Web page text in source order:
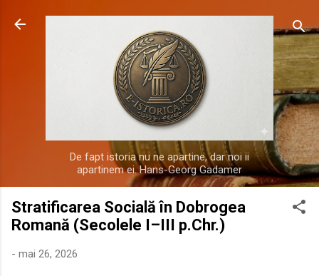
Treceți la conținutul principal
De fapt istoria nu ne apartine, dar noi ii
apartinem ei. Hans-Georg Gadamer
Stratificarea Socială în Dobrogea
Romană (Secolele I–III p.Chr.)
- mai 26, 2026